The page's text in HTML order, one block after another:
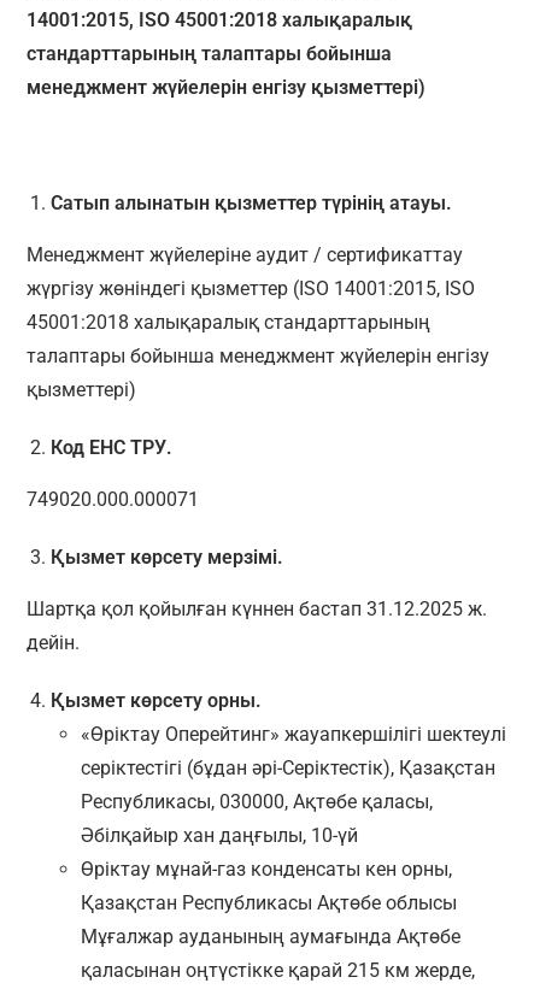
14001:2015, ISO 45001:2018 халықаралық
стандарттарының талаптары бойынша
менеджмент жүйелерін енгізу қызметтері)
Сатып алынатын қызметтер түрінің атауы.
Менеджмент жүйелеріне аудит / сертификаттау
жүргізу жөніндегі қызметтер (ISO 14001:2015, ISO
45001:2018 халықаралық стандарттарының
талаптары бойынша менеджмент жүйелерін енгізу
қызметтері)
Код ЕНС ТРУ.
749020.000.000071
Қызмет көрсету мерзімі.
Шартқа қол қойылған күннен бастап 31.12.2025 ж.
дейін.
Қызмет көрсету орны.
«Өріктау Оперейтинг» жауапкершілігі шектеулі
серіктестігі (бұдан әрі-Серіктестік), Қазақстан
Республикасы, 030000, Ақтөбе қаласы,
Әбілқайыр хан даңғылы, 10-үй
Өріктау мұнай-газ конденсаты кен орны,
Қазақстан Республикасы Ақтөбе облысы
Мұғалжар ауданының аумағында Ақтөбе
қаласынан оңтүстікке қарай 215 км жерде,